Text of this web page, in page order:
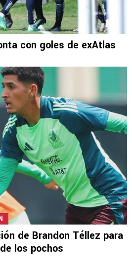
con goles de exAtlas
de Brandon Téllez para
los pochos